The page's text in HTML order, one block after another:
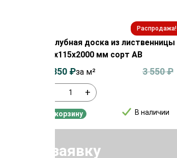
Распродажа!
Палубная доска из лиственницы
45х115х2000 мм сорт АВ
+
В наличии
3 550₽
3 350 ₽за м²
В корзину
заявку